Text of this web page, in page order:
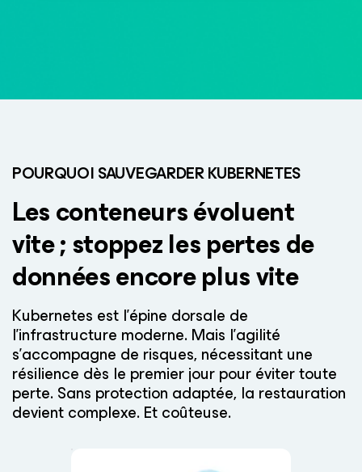
POURQUOI SAUVEGARDER KUBERNETES
Les conteneurs évoluent
vite ; stoppezles pertes de
données encore plus vite
Kubernetes est l’épine dorsale de
l’infrastructure moderne. Mais l’agilité
s’accompagne de risques, nécessitant une
résilience dès le premier jour pour éviter toute
perte. Sans protection adaptée, la restauration
devient complexe. Et coûteuse.